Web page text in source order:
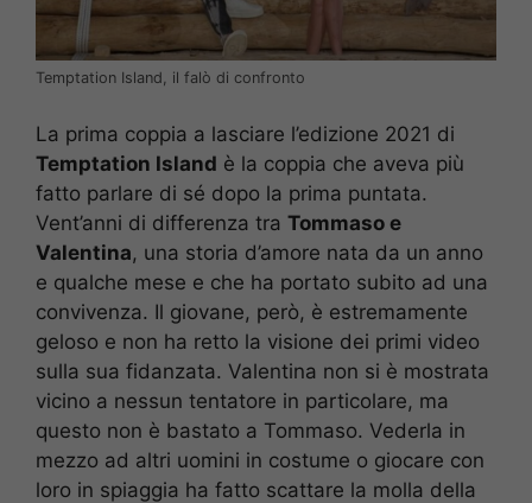
Temptation Island, il falò di confronto
La prima coppia a lasciare l’edizione 2021 di
Temptation Island è la coppia che aveva più
fatto parlare di sé dopo la prima puntata.
Vent’anni di differenza tra Tommaso e
Valentina, una storia d’amore nata da un anno
e qualche mese e che ha portato subito ad una
convivenza. Il giovane, però, è estremamente
geloso e non ha retto la visione dei primi video
sulla sua fidanzata. Valentina non si è mostrata
vicino a nessun tentatore in particolare, ma
questo non è bastato a Tommaso. Vederla in
mezzo ad altri uomini in costume o giocare con
loro in spiaggia ha fatto scattare la molla della